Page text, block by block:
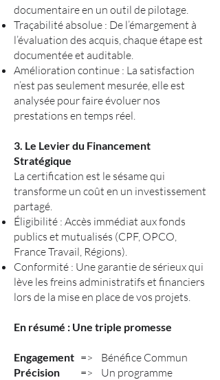
documentaire en un outil de pilotage.
Traçabilité absolue : De l’émargement à
l’évaluation des acquis, chaque étape est
documentée et auditable.
Amélioration continue : La satisfaction
n’est pas seulement mesurée, elle est
analysée pour faire évoluer nos
prestations en temps réel.
3. Le Levier du Financement
Stratégique
La certification est le sésame qui
transforme un coût en un investissement
partagé.
Éligibilité : Accès immédiat aux fonds
publics et mutualisés (CPF, OPCO,
France Travail, Régions).
Conformité : Une garantie de sérieux qui
lève les freins administratifs et financiers
lors de la mise en place de vos projets.
En résumé : Une triple promesse
Engagement => Bénéfice Commun
Précision
=> Un programme